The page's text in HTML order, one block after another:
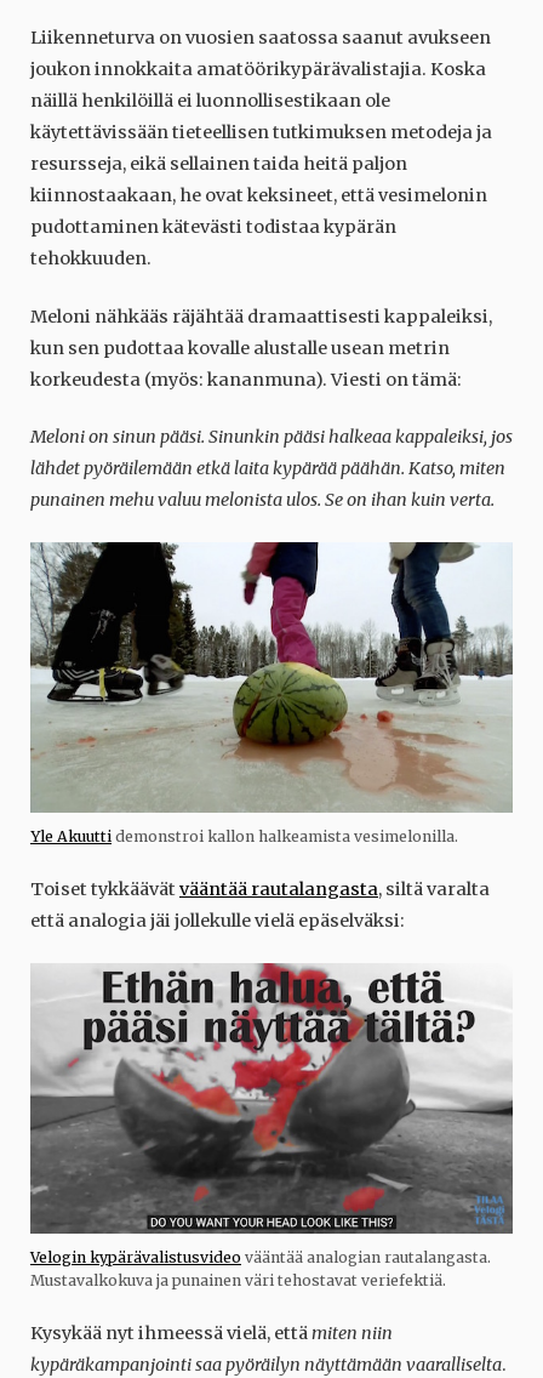
Liikenneturva on vuosien saatossa saanut avukseen
joukon innokkaita amatöörikypärävalistajia. Koska
näillä henkilöillä ei luonnollisestikaan ole
käytettävissään tieteellisen tutkimuksen metodeja ja
resursseja, eikä sellainen taida heitä paljon
kiinnostaakaan, he ovat keksineet, että vesimelonin
pudottaminen kätevästi todistaa kypärän
tehokkuuden.
Meloni nähkääs räjähtää dramaattisesti kappaleiksi,
kun sen pudottaa kovalle alustalle usean metrin
korkeudesta (myös: kananmuna). Viesti on tämä:
Meloni on sinun pääsi. Sinunkin pääsi halkeaa kappaleiksi, jos
lähdet pyöräilemään etkä laita kypärää päähän. Katso, miten
punainen mehu valuu melonista ulos. Se on ihan kuin verta.
Yle Akuutti demonstroi kallon halkeamista vesimelonilla.
Toiset tykkäävätvääntää rautalangasta, siltä varalta
että analogia jäi jollekulle vielä epäselväksi:
Velogin kypärävalistusvideo vääntää analogian rautalangasta.
Mustavalkokuva ja punainen väri tehostavat veriefektiä.
Kysykää nyt ihmeessä vielä, ettämiten niin
kypäräkampanjointi saa pyöräilyn näyttämään vaaralliselta.